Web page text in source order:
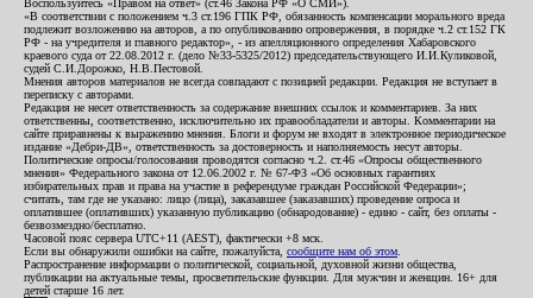
Воспользуйтесь «Правом на ответ» (ст.46 Закона РФ «О СМИ»).
«В соответствии с положением ч.3 ст.196 ГПК РФ, обязанность компенсации морального вреда
подлежит возложению на авторов, а по опубликованию опровержения, в порядке ч.2 ст.152 ГК
РФ - на учредителя и главного редактор», - из апелляционного определения Хабаровского
краевого суда от 22.08.2012 г. (дело №33-5325/2012) председательствующего И.И.Куликовой,
судей С.И.Дорожко, Н.В.Пестовой.
Мнения авторов материалов не всегда совпадают с позицией редакции. Редакция не вступает в
переписку с авторами.
Редакция не несет ответственность за содержание внешних ссылок и комментариев. За них
ответственны, соответственно, исключительно их правообладатели и авторы. Комментарии на
сайте приравнены к выражению мнения. Блоги и форум не входят в электронное периодическое
издание «Дебри-ДВ», ответственность за достоверность и наполняемость несут авторы.
Политические опросы/голосования проводятся согласно ч.2. ст.46 «Опросы общественного
мнения» Федерального закона от 12.06.2002 г. № 67-ФЗ «Об основных гарантиях
избирательных прав и права на участие в референдуме граждан Российской Федерации»;
считать, там где не указано: лицо (лица), заказавшее (заказавших) проведение опроса и
оплатившее (оплативших) указанную публикацию (обнародование) - едино - сайт, без оплаты -
безвозмездно/бесплатно.
Часовой пояс сервера UTC+11 (AEST), фактически +8 мск.
Если вы обнаружили ошибки на сайте, пожалуйста, сообщите нам об этом
Распространение информации о политической, социальной, духовной жизни общества,
публикации на актуальные темы, просветительские функции. Для мужчин и женщин. 16+ для
детей старше 16 лет.